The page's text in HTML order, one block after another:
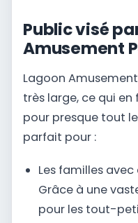
Public visé
Amusement
Lagoon
très large, ce qui
pour presque tout
parfait pour :
Les familles
Grâce à une
pour les tout-